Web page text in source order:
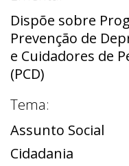
Dispõe sobre
Prevenção de
e Cuidadores de
(PCD)
Tema:
Assunto Social
Cidadania